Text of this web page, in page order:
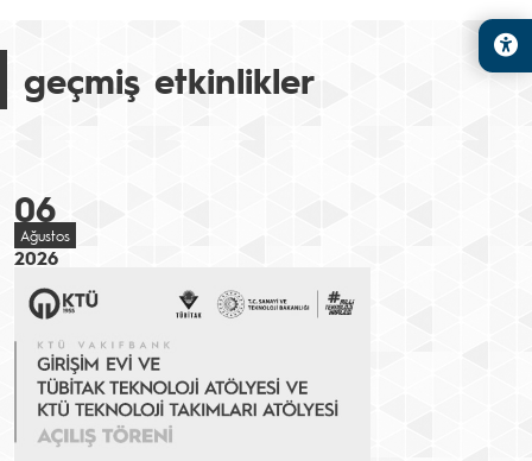
geçmiş etkinlikler
06
Ağustos
2026